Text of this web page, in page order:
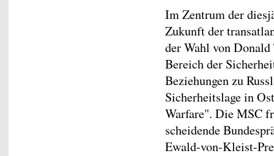
Im Zentrum der
Zukunft der
der Wahl von
Bereich der
Beziehungen zu
Sicherheitslage in
Warfare". Die MSC
scheidende
Ewald-von-Kleist-